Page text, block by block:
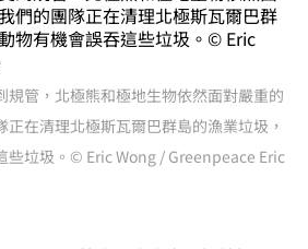
規管，北極熊和極地生物依然面對嚴重的
正在清理北極斯瓦爾巴群島的漁業垃圾，
些垃圾。© Eric Wong / Greenpeace Eric